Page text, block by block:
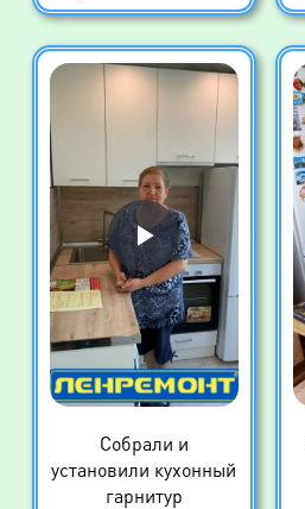
Собрали и
установили кухонный
гарнитур